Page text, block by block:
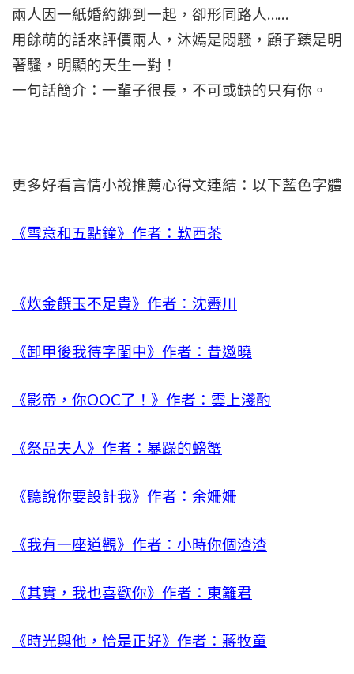
兩人因一紙婚約綁到一起，卻形同路人……
用餘萌的話來評價兩人，沐嫣是悶騷，顧子臻是明
著騷，明顯的天生一對！
一句話簡介：一輩子很長，不可或缺的只有你。
更多好看言情小說推薦心得文連結：以下藍色字體
《雪意和五點鐘》作者：歎西茶
《炊金饌玉不足貴》作者：沈霽川
《卸甲後我待字閨中》作者：昔邀曉
《影帝，你OOC了！》作者：雲上淺酌
《祭品夫人》作者：暴躁的螃蟹
《聽說你要設計我》作者：余姍姍
《我有一座道觀》作者：小時你個渣渣
《其實，我也喜歡你》作者：東籬君
《時光與他，恰是正好》作者：蔣牧童